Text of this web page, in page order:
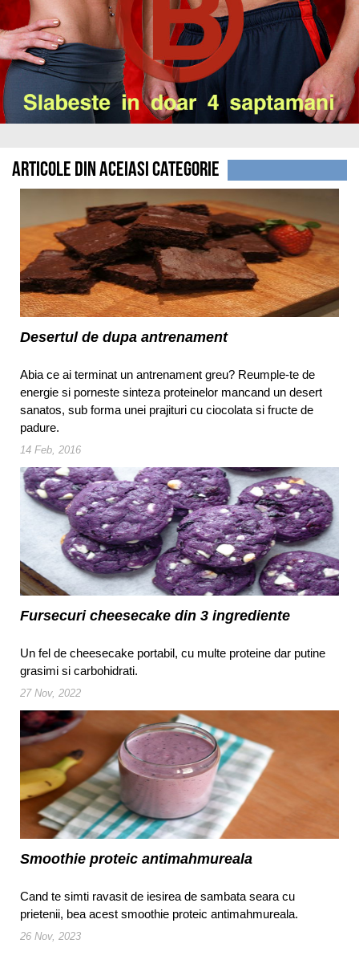
Articole din aceiasi categorie
Desertul de dupa antrenament
Abia ce ai terminat un antrenament greu? Reumple-te de
energie si porneste sinteza proteinelor mancand un desert
sanatos, sub forma unei prajituri cu ciocolata si fructe de
padure.
14 Feb, 2016
Fursecuri cheesecake din 3 ingrediente
Un fel de cheesecake portabil, cu multe proteine dar putine
grasimi si carbohidrati.
27 Nov, 2022
Smoothie proteic antimahmureala
Cand te simti ravasit de iesirea de sambata seara cu
prietenii, bea acest smoothie proteic antimahmureala.
26 Nov, 2023